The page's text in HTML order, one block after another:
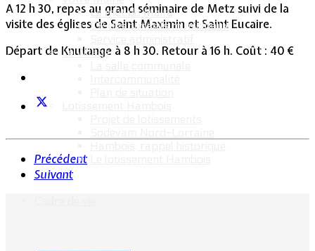
Le mot du Maire
CR des conseils municipaux
Le Village
A 12 h 30, repas au grand séminaire de Metz suivi de la
visite des églises de Saint Maximin et Saint Eucaire.
Départ de Knutange à 8 h 30. Retour à 16 h. Coût : 40 €
Précédent
Suivant